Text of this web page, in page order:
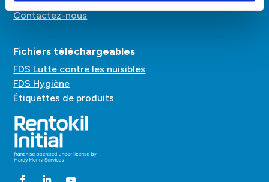
Contactez-nous
Fichiers téléchargeables
FDS Lutte contre les nuisibles
FDS Hygiène
Étiquettes de produits